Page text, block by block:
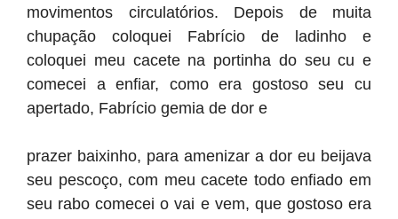
movimentos circulatórios. Depois de muita
chupação coloquei Fabrício de ladinho e
coloquei meu cacete na portinha do seu cu e
comecei a enfiar, como era gostoso seu cu
apertado, Fabrício gemia de dor e
prazer baixinho, para amenizar a dor eu beijava
seu pescoço, com meu cacete todo enfiado em
seu rabo comecei o vai e vem, que gostoso era